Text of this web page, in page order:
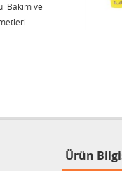
Türkak
Kalibrasyon
Ürün